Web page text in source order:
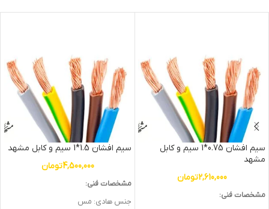
سیم افشان 0.75*1 سیم و کابل
مشهد
2,610,000تومان
مشخصات فنی:
سیم افشان 1.5*1 سیم و کابل مشهد
4,500,000تومان
مشخصات فنی:
جنس هادی: مس